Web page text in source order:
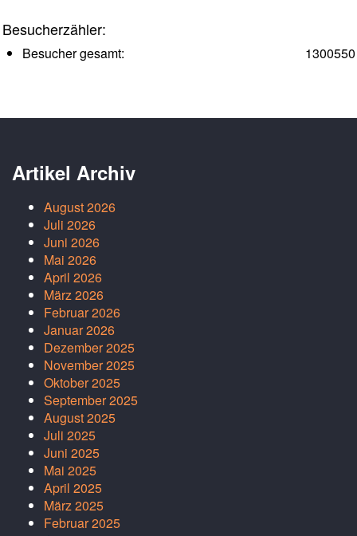
Besucherzähler:
1300550
Besucher gesamt:
Artikel Archiv
August 2026
Juli 2026
Juni 2026
Mai 2026
April 2026
März 2026
Februar 2026
Januar 2026
Dezember 2025
November 2025
Oktober 2025
September 2025
August 2025
Juli 2025
Juni 2025
Mai 2025
April 2025
März 2025
Februar 2025